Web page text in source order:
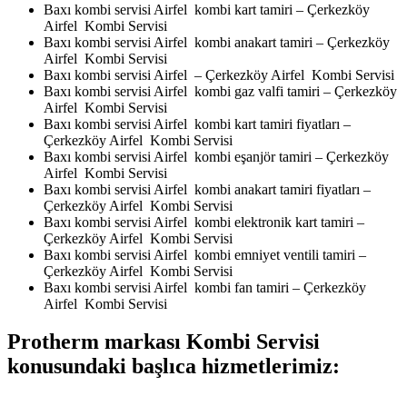
Baxı kombi servisi Airfel kombi kart tamiri – Çerkezköy
Airfel Kombi Servisi
Baxı kombi servisi Airfel kombi anakart tamiri – Çerkezköy
Airfel Kombi Servisi
Baxı kombi servisi Airfel – Çerkezköy Airfel Kombi Servisi
Baxı kombi servisi Airfel kombi gaz valfi tamiri – Çerkezköy
Airfel Kombi Servisi
Baxı kombi servisi Airfel kombi kart tamiri fiyatları –
Çerkezköy Airfel Kombi Servisi
Baxı kombi servisi Airfel kombi eşanjör tamiri – Çerkezköy
Airfel Kombi Servisi
Baxı kombi servisi Airfel kombi anakart tamiri fiyatları –
Çerkezköy Airfel Kombi Servisi
Baxı kombi servisi Airfel kombi elektronik kart tamiri –
Çerkezköy Airfel Kombi Servisi
Baxı kombi servisi Airfel kombi emniyet ventili tamiri –
Çerkezköy Airfel Kombi Servisi
Baxı kombi servisi Airfel kombi fan tamiri – Çerkezköy
Airfel Kombi Servisi
Protherm markası Kombi Servisi
konusundaki başlıca hizmetlerimiz: